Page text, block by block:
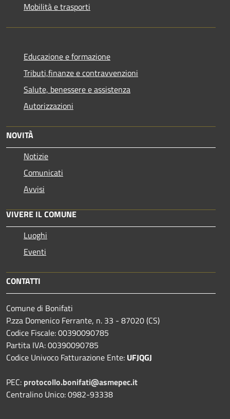
Mobilità e trasporti
Educazione e formazione
Tributi,finanze e contravvenzioni
Salute, benessere e assistenza
Autorizzazioni
NOVITÀ
Notizie
Comunicati
Avvisi
VIVERE IL COMUNE
Luoghi
Eventi
CONTATTI
Comune di Bonifati
P.zza Domenico Ferrante, n. 33 - 87020 (CS)
Codice Fiscale: 00390090785
Partita IVA: 00390090785
Codice Univoco Fatturazione Ente: UFJQGJ
PEC: protocollo.bonifati@asmepec.it
Centralino Unico: 0982-93338